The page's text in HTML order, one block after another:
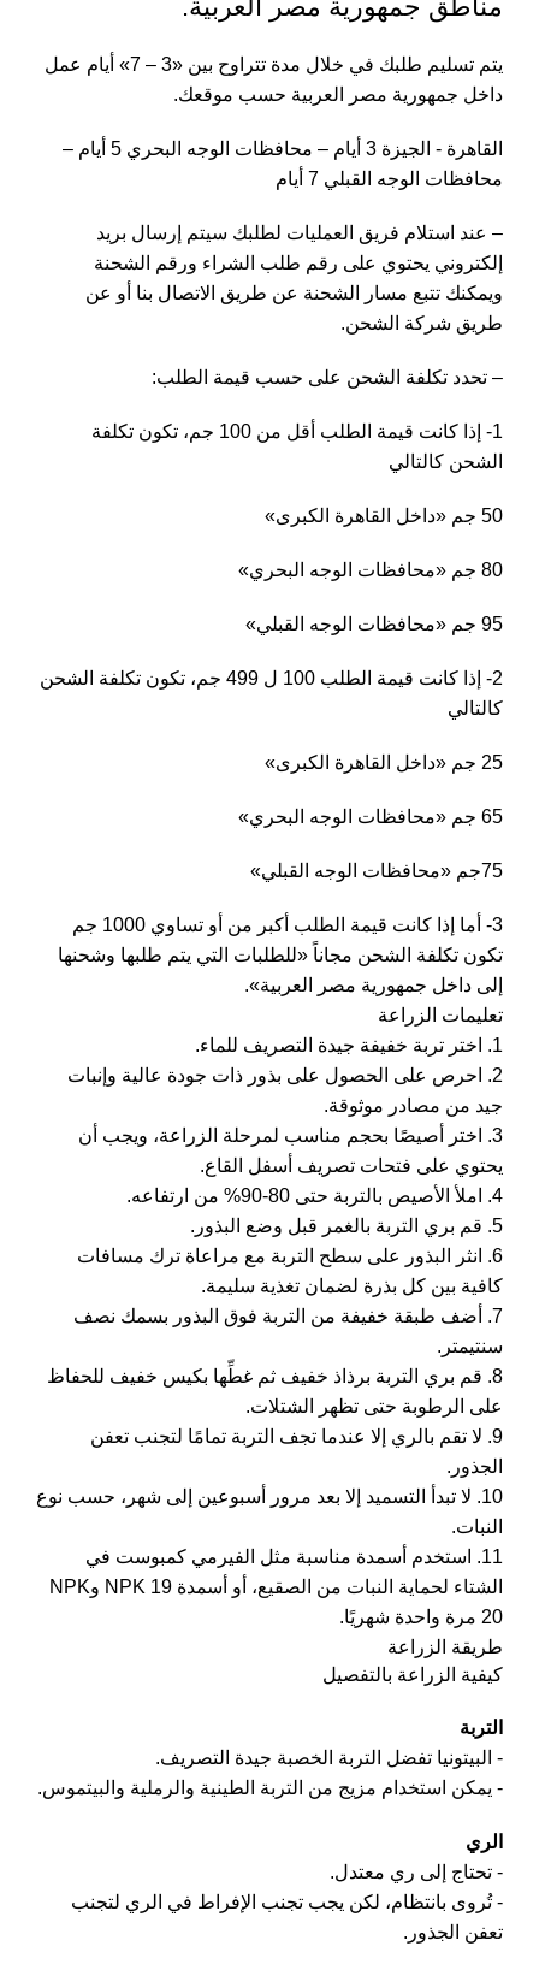
مناطق جمهورية مصر العربية.
يتم تسليم طلبك في خلال مدة تتراوح بين «3 – 7» أيام عمل
داخل جمهورية مصر العربية حسب موقعك.
القاهرة - الجيزة 3 أيام – محافظات الوجه البحري 5 أيام –
محافظات الوجه القبلي 7 أيام
– عند استلام فريق العمليات لطلبك سيتم إرسال بريد
إلكتروني يحتوي على رقم طلب الشراء ورقم الشحنة
ويمكنك تتبع مسار الشحنة عن طريق الاتصال بنا أو عن
طريق شركة الشحن.
– تحدد تكلفة الشحن على حسب قيمة الطلب:
1- إذا كانت قيمة الطلب أقل من 100 جم، تكون تكلفة
الشحن كالتالي
50 جم «داخل القاهرة الكبرى»
80 جم «محافظات الوجه البحري»
95 جم «محافظات الوجه القبلي»
2- إذا كانت قيمة الطلب 100 ل 499 جم، تكون تكلفة الشحن
كالتالي
25 جم «داخل القاهرة الكبرى»
65 جم «محافظات الوجه البحري»
75جم «محافظات الوجه القبلي»
3- أما إذا كانت قيمة الطلب أكبر من أو تساوي 1000 جم
تكون تكلفة الشحن مجاناً «للطلبات التي يتم طلبها وشحنها
إلى داخل جمهورية مصر العربية».
تعليمات الزراعة
1. اختر تربة خفيفة جيدة التصريف للماء.
2. احرص على الحصول على بذور ذات جودة عالية وإنبات
جيد من مصادر موثوقة.
3. اختر أصيصًا بحجم مناسب لمرحلة الزراعة، ويجب أن
يحتوي على فتحات تصريف أسفل القاع.
4. املأ الأصيص بالتربة حتى 80-90% من ارتفاعه.
5. قم بري التربة بالغمر قبل وضع البذور.
6. انثر البذور على سطح التربة مع مراعاة ترك مسافات
كافية بين كل بذرة لضمان تغذية سليمة.
7. أضف طبقة خفيفة من التربة فوق البذور بسمك نصف
سنتيمتر.
8. قم بري التربة برذاذ خفيف ثم غطِّها بكيس خفيف للحفاظ
على الرطوبة حتى تظهر الشتلات.
9. لا تقم بالري إلا عندما تجف التربة تمامًا لتجنب تعفن
الجذور.
10. لا تبدأ التسميد إلا بعد مرور أسبوعين إلى شهر، حسب نوع
النبات.
11. استخدم أسمدة مناسبة مثل الفيرمي كمبوست في
الشتاء لحماية النبات من الصقيع، أو أسمدة NPK 19 وNPK
20 مرة واحدة شهريًا.
طريقة الزراعة
كيفية الزراعة بالتفصيل
التربة
- البيتونيا تفضل التربة الخصبة جيدة التصريف.
- يمكن استخدام مزيج من التربة الطينية والرملية والبيتموس.
الري
- تحتاج إلى ري معتدل.
- تُروى بانتظام، لكن يجب تجنب الإفراط في الري لتجنب
تعفن الجذور.